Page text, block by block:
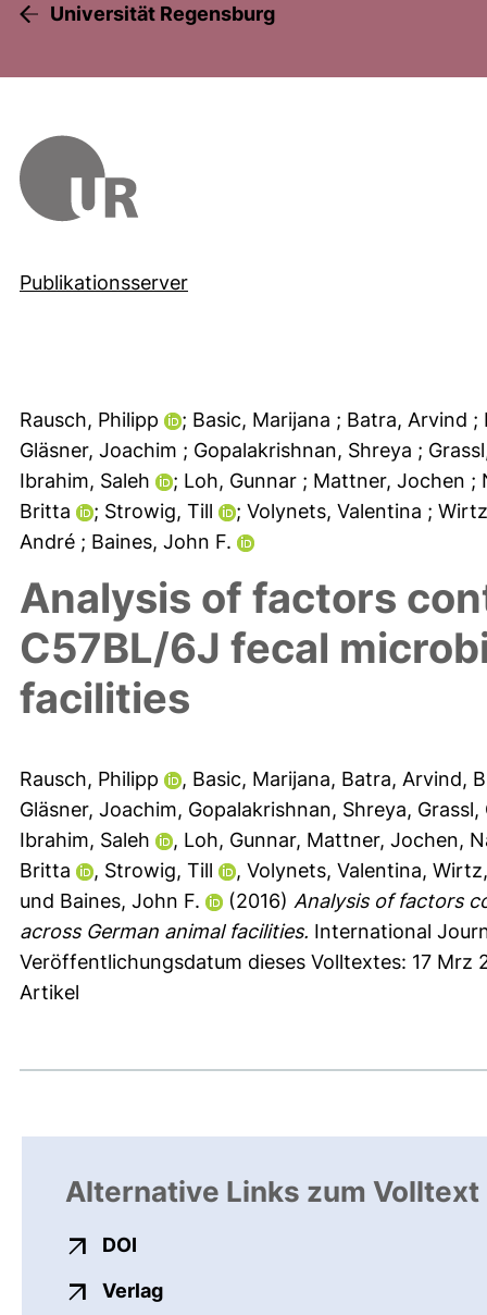
Universität Regensburg
Publikationsserver
Rausch, Philipp ; Basic, Marijana ; Batra, Arvind ;
Gläsner, Joachim ; Gopalakrishnan, Shreya ;
Ibrahim, Saleh
; Loh, Gunnar ; Mattner, Jochen ;
Britta
; Strowig, Till ; Volynets, Valentina ;
André ; Baines, John F.
Analysis of factors
C57BL/6J fecal
facilities
Rausch, Philipp , Basic, Marijana, Batra, Arvind,
Gläsner, Joachim, Gopalakrishnan, Shreya, Grassl,
Ibrahim, Saleh
, Loh, Gunnar, Mattner, Jochen,
Britta
, Strowig, Till , Volynets, Valentina,
und Baines, John F. (2016) Analysis of factors
across German animal facilities. International
Veröffentlichungsdatum dieses Volltextes: 17 Mrz
Artikel
Alternative Links zum Volltext
DOI
Verlagexterner Link, öffnet neues